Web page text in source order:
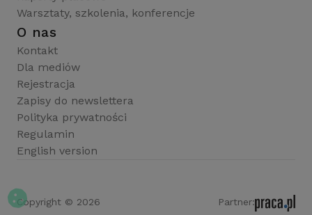
Warsztaty, szkolenia, konferencje
O nas
Kontakt
Dla mediów
Rejestracja
Zapisy do newslettera
Polityka prywatności
Regulamin
English version
Copyright © 2026 Partner: